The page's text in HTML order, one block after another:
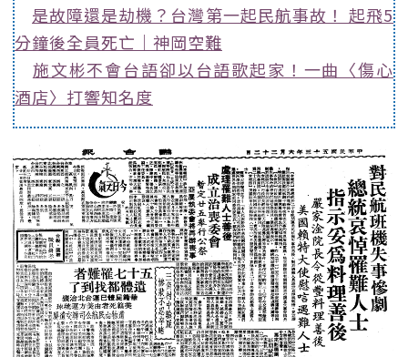
是故障還是劫機？台灣第一起民航事故！ 起飛5
分鐘後全員死亡｜神岡空難
施文彬不會台語卻以台語歌起家！一曲〈傷心
酒店〉打響知名度